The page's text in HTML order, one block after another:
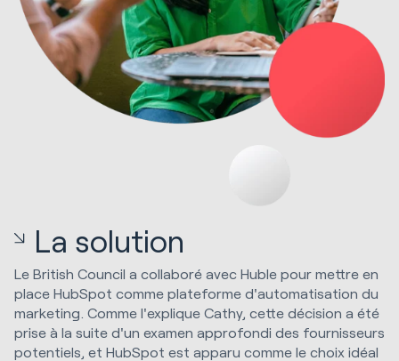
La solution
Le British Council a collaboré avec Huble pour mettre en
place HubSpot comme plateforme d'automatisation du
marketing. Comme l'explique Cathy, cette décision a été
prise à la suite d'un examen approfondi des fournisseurs
potentiels, et HubSpot est apparu comme le choix idéal